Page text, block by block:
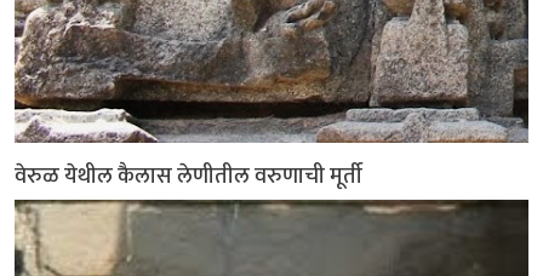
वेरुळ येथील कैलास लेणीतील वरुणाची मूर्ती